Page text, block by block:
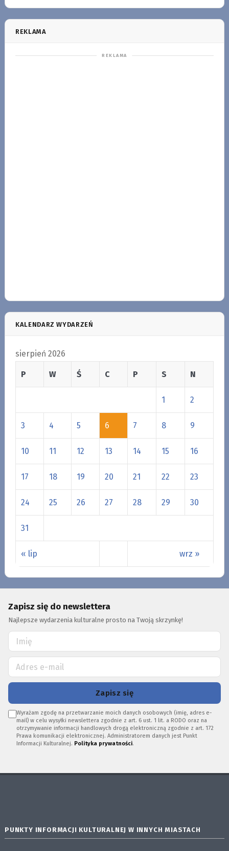
REKLAMA
KALENDARZ WYDARZEŃ
sierpień 2026
P W Ś C P S N
« lip wrz »
1 2
3 4 5 6 7 8 9
10 11 12 13 14 15 16
17 18 19 20 21 22 23
24 25 26 27 28 29 30
31
Zapisz się do newslettera
Najlepsze wydarzenia kulturalne prosto na Twoją skrzynkę!
Zapisz się
Wyrażam zgodę na przetwarzanie moich danych osobowych (imię, adres e-
mail) w celu wysyłki newslettera zgodnie z art. 6 ust. 1 lit. a RODO oraz na
otrzymywanie informacji handlowych drogą elektroniczną zgodnie z art. 172
Prawa komunikacji elektronicznej. Administratorem danych jest Punkt
Informacji Kulturalnej. Polityka prywatności.
PUNKTY INFORMACJI KULTURALNEJ W INNYCH MIASTACH